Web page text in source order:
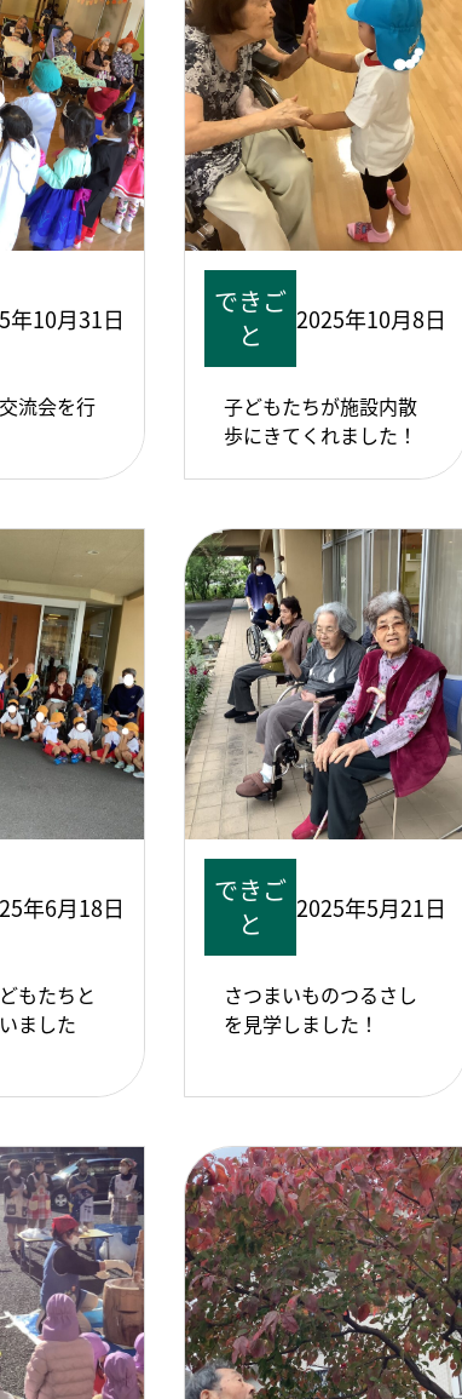
年10月31日
流会を行
できご
と
2025年10月8日
子どもたちが施設内散
歩にきてくれました！
年6月18日
もたちと
ました
できご
と
2025年5月21日
さつまいものつるさし
を見学しました！